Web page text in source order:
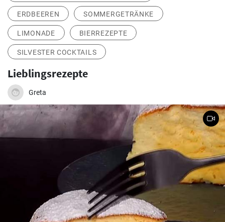
ERDBEEREN SOMMERGETRÄNKE
LIMONADE BIERREZEPTE
SILVESTER COCKTAILS
Lieblingsrezepte
Greta